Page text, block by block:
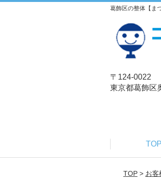
葛飾区の整体【ま
〒124-0022
東京都葛飾区
TOP
TOP> お客